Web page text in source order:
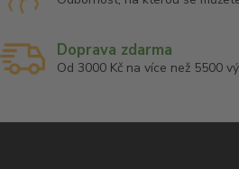
Doprava zdarma
Od 3000 Kč na více než 5500